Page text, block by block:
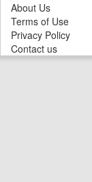
About Us
Terms of Use
Privacy Policy
Contact us